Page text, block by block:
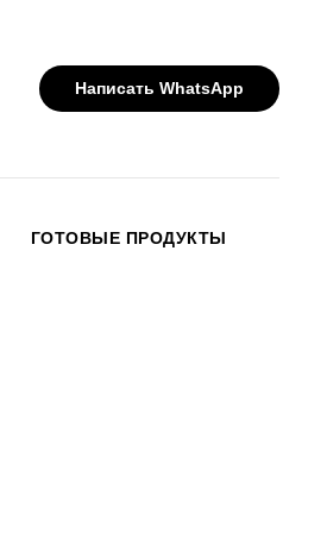
Написать WhatsApp
ГОТОВЫЕ ПРОДУКТЫ